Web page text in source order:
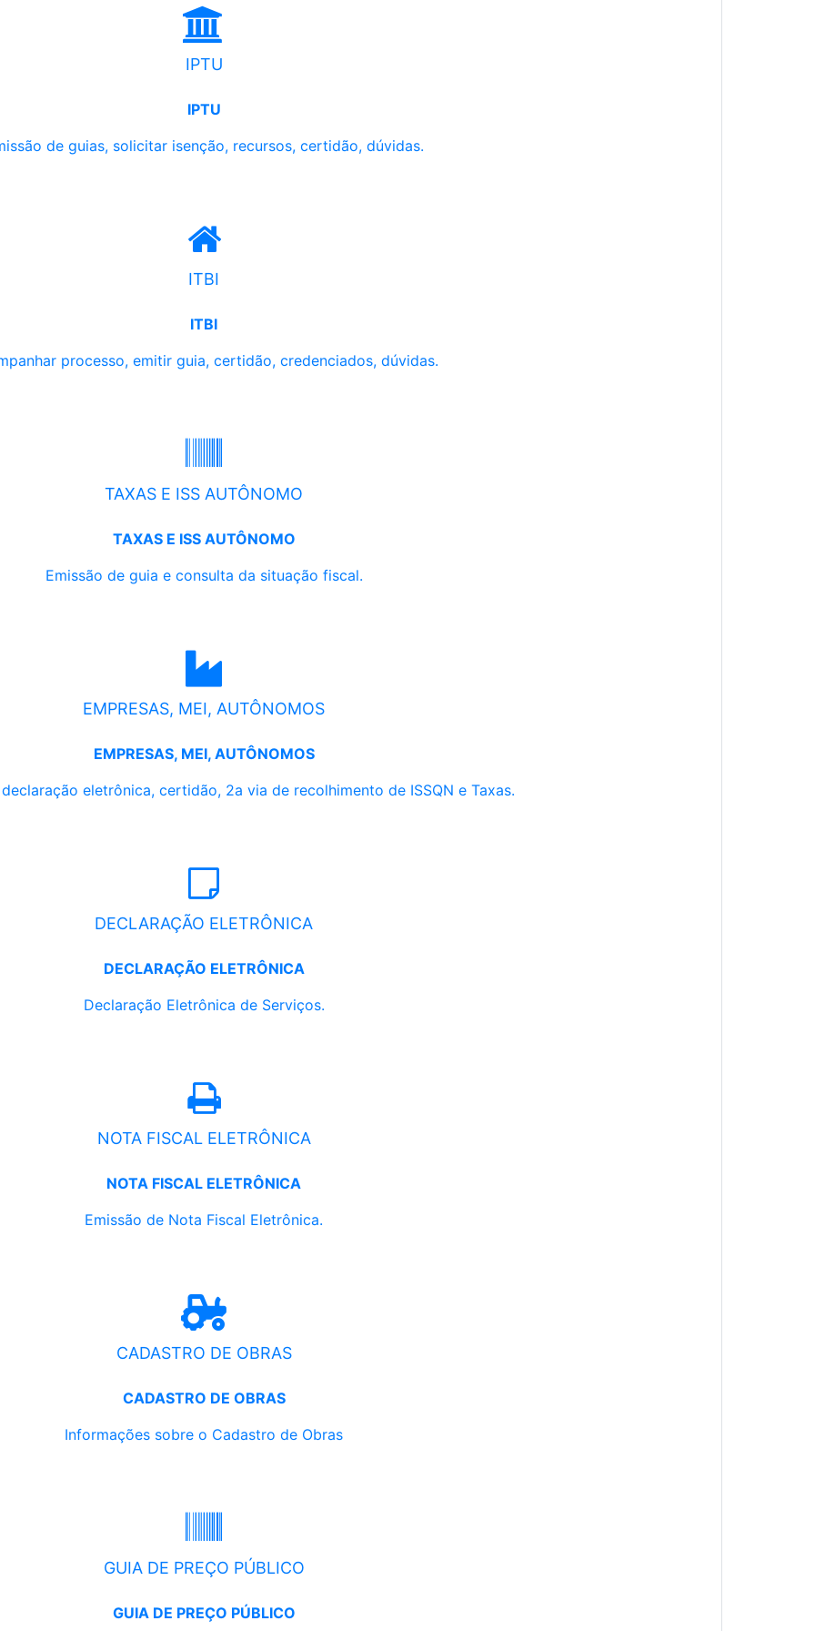
IPTU
IPTU
de guias, solicitar isenção, recursos, certidão, dúvidas.
ITBI
ITBI
processo, emitir guia, certidão, credenciados, dúvidas.
TAXAS E ISS AUTÔNOMO
TAXAS E ISS AUTÔNOMO
Emissão de guia e consulta da situação fiscal.
EMPRESAS, MEI, AUTÔNOMOS
EMPRESAS, MEI, AUTÔNOMOS
eletrônica, certidão, 2a via de recolhimento de ISSQN e Taxas.
DECLARAÇÃO ELETRÔNICA
DECLARAÇÃO ELETRÔNICA
Declaração Eletrônica de Serviços.
NOTA FISCAL ELETRÔNICA
NOTA FISCAL ELETRÔNICA
Emissão de Nota Fiscal Eletrônica.
CADASTRO DE OBRAS
CADASTRO DE OBRAS
Informações sobre o Cadastro de Obras
GUIA DE PREÇO PÚBLICO
GUIA DE PREÇO PÚBLICO